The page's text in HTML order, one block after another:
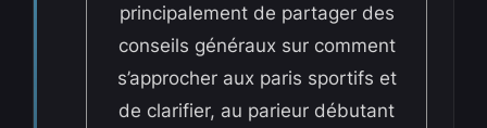
principalement de partager des
conseils généraux sur comment
s’approcher aux paris sportifs et
de clarifier, au parieur débutant